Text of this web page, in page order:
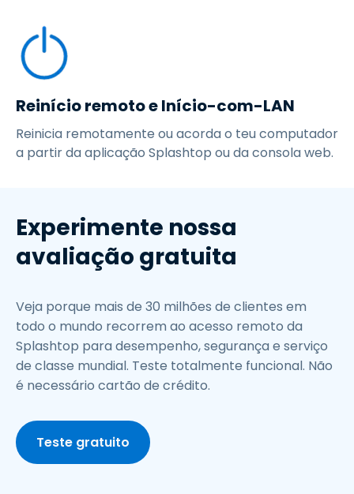
Reinício remoto e Início-com-LAN
Reinicia remotamente ou acorda o teu computador
a partir da aplicação Splashtop ou da consola web.
Experimente nossa
avaliação gratuita
Veja porque mais de 30 milhões de clientes em
todo o mundo recorrem ao acesso remoto da
Splashtop para desempenho, segurança e serviço
de classe mundial. Teste totalmente funcional. Não
é necessário cartão de crédito.
Teste gratuito